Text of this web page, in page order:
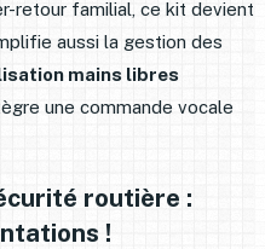
retour familial, ce kit devient
aussi la gestion des
mains libres
une commande vocale
routière :
!